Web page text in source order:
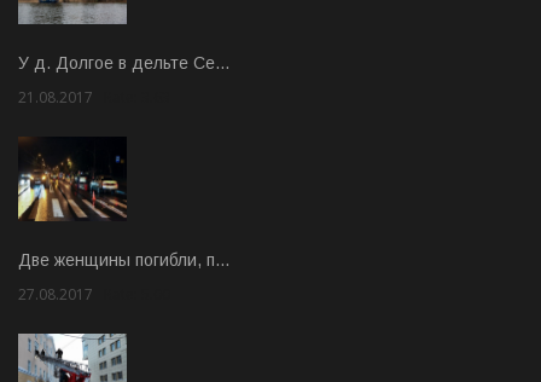
У д. Долгое в дельте Се…
21.08.2017
Две женщины погибли, п…
27.08.2017